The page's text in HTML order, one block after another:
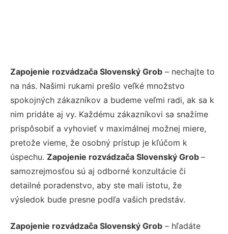
Zapojenie rozvádzača Slovenský Grob – nechajte to
na nás. Našimi rukami prešlo veľké množstvo
spokojných zákazníkov a budeme veľmi radi, ak sa k
nim pridáte aj vy. Každému zákazníkovi sa snažíme
prispôsobiť a vyhovieť v maximálnej možnej miere,
pretože vieme, že osobný prístup je kľúčom k
úspechu. Zapojenie rozvádzača Slovenský Grob –
samozrejmosťou sú aj odborné konzultácie či
detailné poradenstvo, aby ste mali istotu, že
výsledok bude presne podľa vašich predstáv.
Zapojenie rozvádzača Slovenský Grob – hľadáte